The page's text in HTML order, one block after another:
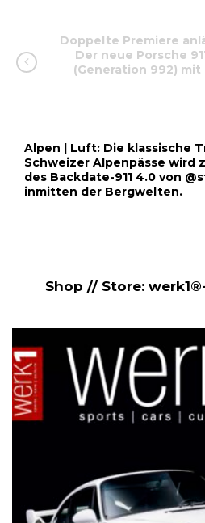
Doppelte Premiere
Der neue Porsche
(Generation 992)
Alpen | Luft: Die klassische
Schweizer Alpenpässe wird
des Backdate-911 4.0 von
inmitten der Bergwelten.
Shop // Store: